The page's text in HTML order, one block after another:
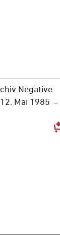
Negative:
Mai 1985